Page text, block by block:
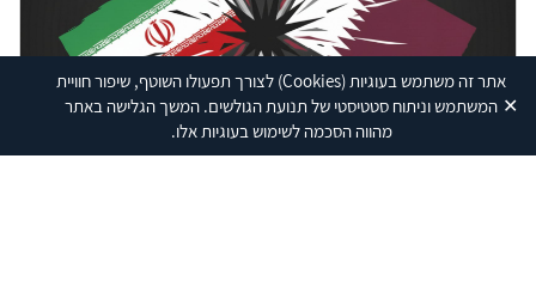
אתר זה משתמש בעוגיות(Cookies) לצורך תפעולו השוטף, שיפור חוויית
המשתמש וניתוח סטטיסטי של תנועת הגולשים. המשך הגלישה באתר
מהווה הסכמה לשימוש בעוגיות אלו.
✕